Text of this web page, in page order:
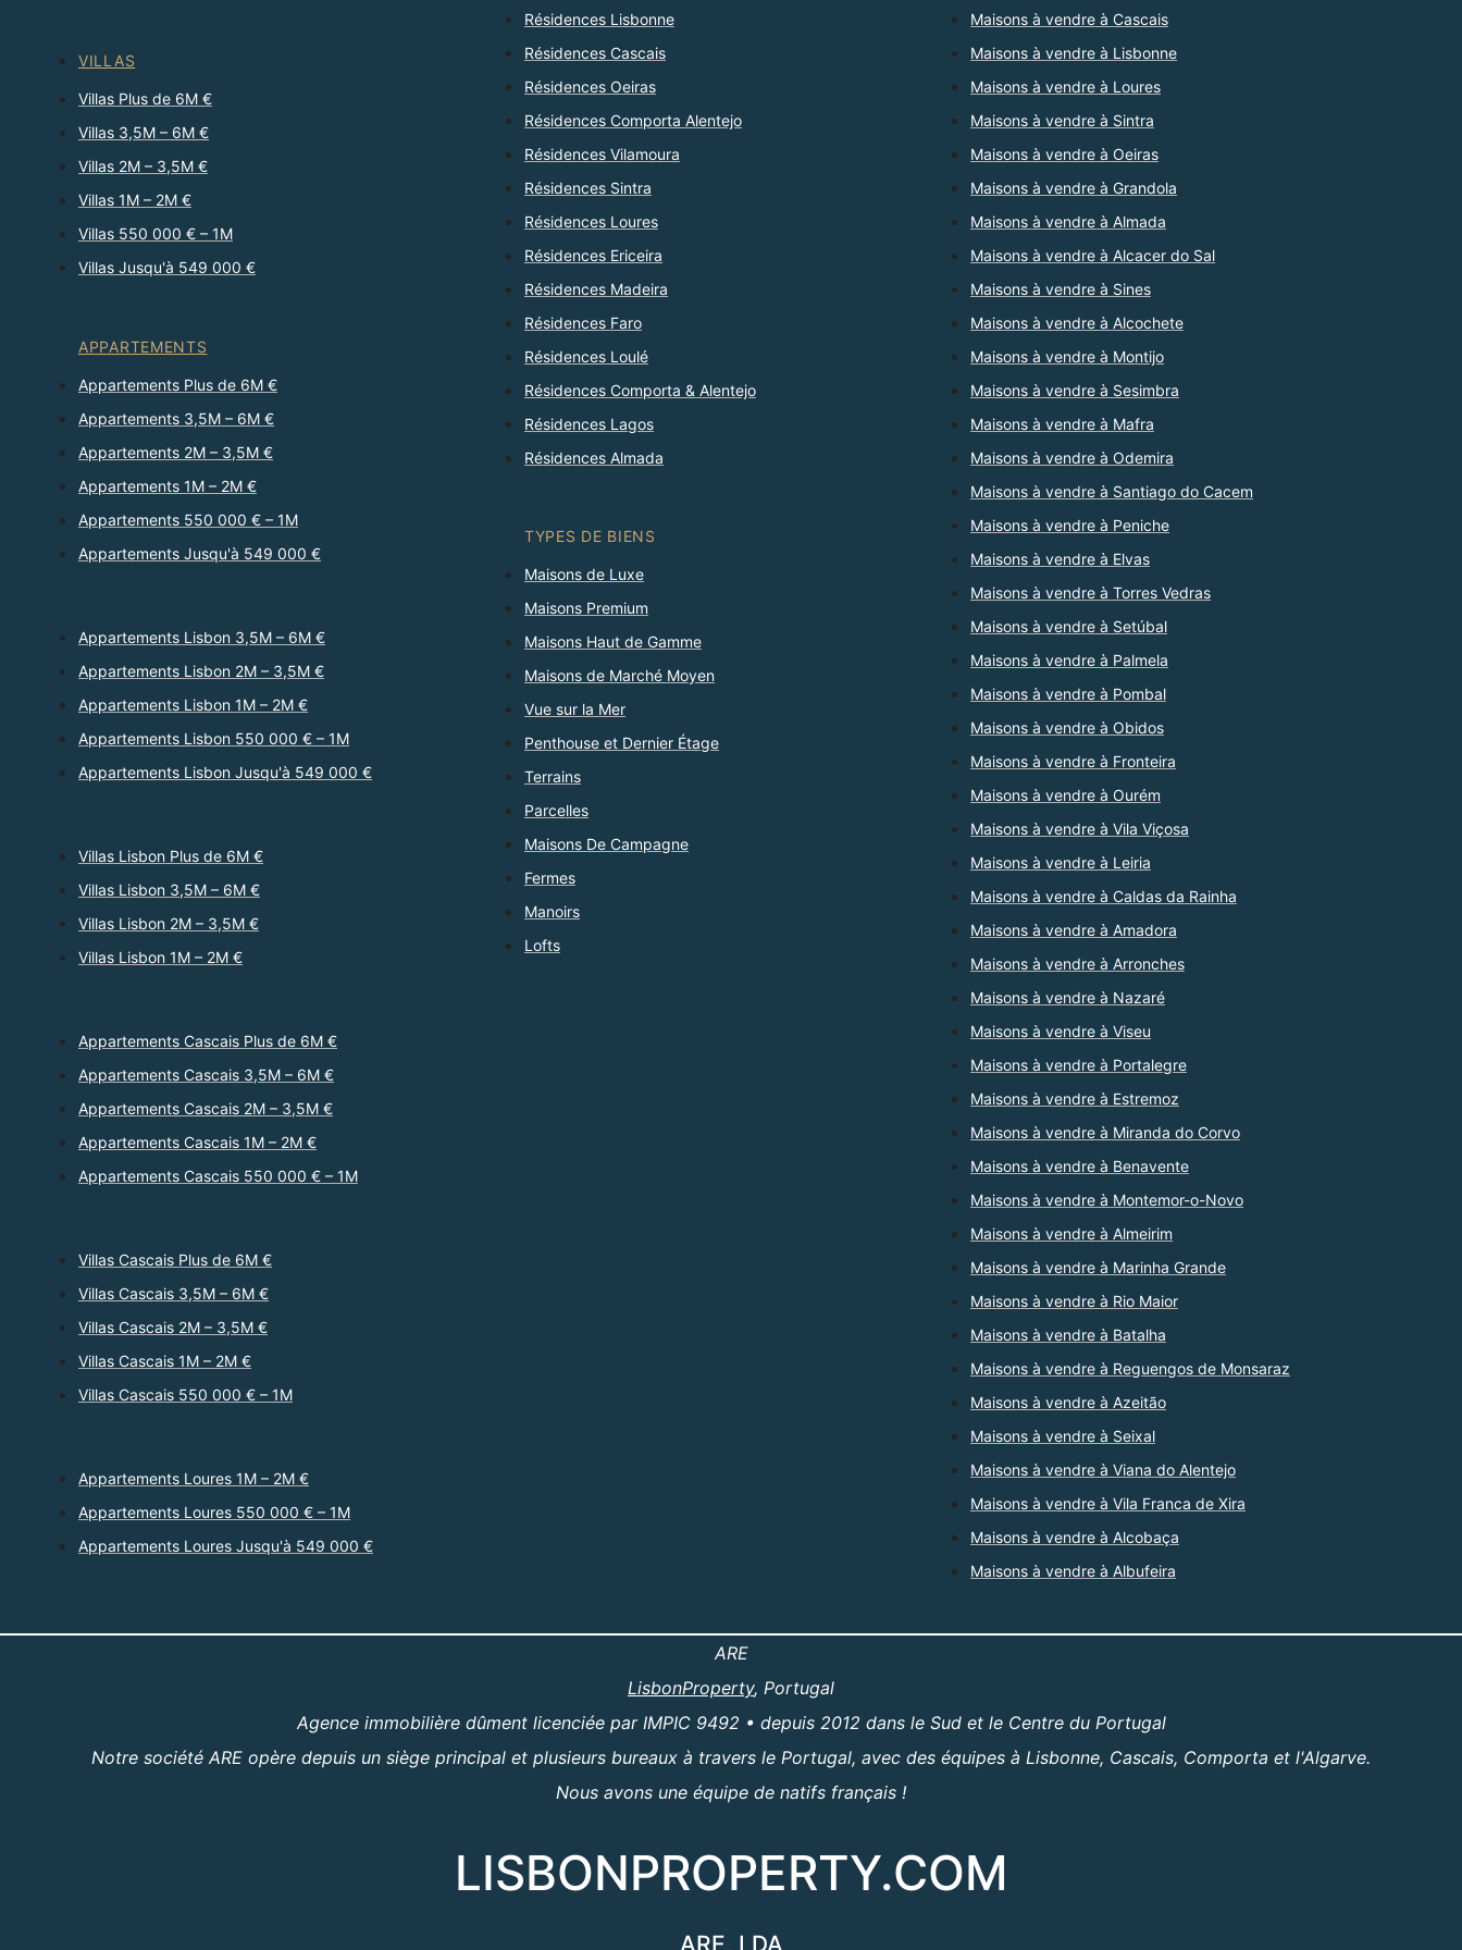
VILLAS
Villas Plus de 6M €
Villas 3,5M – 6M €
Villas 2M – 3,5M €
Villas 1M – 2M €
Villas 550 000 € – 1M
Villas Jusqu'à 549 000 €
APPARTEMENTS
Appartements Plus de 6M €
Appartements 3,5M – 6M €
Appartements 2M – 3,5M €
Appartements 1M – 2M €
Appartements 550 000 € – 1M
Appartements Jusqu'à 549 000 €
Appartements Lisbon 3,5M – 6M €
Appartements Lisbon 2M – 3,5M €
Appartements Lisbon 1M – 2M €
Appartements Lisbon 550 000 € – 1M
Appartements Lisbon Jusqu'à 549 000 €
Villas Lisbon Plus de 6M €
Villas Lisbon 3,5M – 6M €
Villas Lisbon 2M – 3,5M €
Villas Lisbon 1M – 2M €
Appartements Cascais Plus de 6M €
Appartements Cascais 3,5M – 6M €
Appartements Cascais 2M – 3,5M €
Appartements Cascais 1M – 2M €
Appartements Cascais 550 000 € – 1M
Villas Cascais Plus de 6M €
Villas Cascais 3,5M – 6M €
Villas Cascais 2M – 3,5M €
Villas Cascais 1M – 2M €
Villas Cascais 550 000 € – 1M
Appartements Loures 1M – 2M €
Appartements Loures 550 000 € – 1M
Appartements Loures Jusqu'à 549 000 €
Résidences Lisbonne
Résidences Cascais
Résidences Oeiras
Résidences Comporta Alentejo
Résidences Vilamoura
Résidences Sintra
Résidences Loures
Résidences Ericeira
Résidences Madeira
Résidences Faro
Résidences Loulé
Résidences Comporta & Alentejo
Résidences Lagos
Résidences Almada
TYPES DE BIENS
Maisons de Luxe
Maisons Premium
Maisons Haut de Gamme
Maisons de Marché Moyen
Vue sur la Mer
Penthouse et Dernier Étage
Terrains
Parcelles
Maisons De Campagne
Fermes
Manoirs
Lofts
Maisons à vendre à Cascais
Maisons à vendre à Lisbonne
Maisons à vendre à Loures
Maisons à vendre à Sintra
Maisons à vendre à Oeiras
Maisons à vendre à Grandola
Maisons à vendre à Almada
Maisons à vendre à Alcacer do Sal
Maisons à vendre à Sines
Maisons à vendre à Alcochete
Maisons à vendre à Montijo
Maisons à vendre à Sesimbra
Maisons à vendre à Mafra
Maisons à vendre à Odemira
Maisons à vendre à Santiago do Cacem
Maisons à vendre à Peniche
Maisons à vendre à Elvas
Maisons à vendre à Torres Vedras
Maisons à vendre à Setúbal
Maisons à vendre à Palmela
Maisons à vendre à Pombal
Maisons à vendre à Obidos
Maisons à vendre à Fronteira
Maisons à vendre à Ourém
Maisons à vendre à Vila Viçosa
Maisons à vendre à Leiria
Maisons à vendre à Caldas da Rainha
Maisons à vendre à Amadora
Maisons à vendre à Arronches
Maisons à vendre à Nazaré
Maisons à vendre à Viseu
Maisons à vendre à Portalegre
Maisons à vendre à Estremoz
Maisons à vendre à Miranda do Corvo
Maisons à vendre à Benavente
Maisons à vendre à Montemor-o-Novo
Maisons à vendre à Almeirim
Maisons à vendre à Marinha Grande
Maisons à vendre à Rio Maior
Maisons à vendre à Batalha
Maisons à vendre à Reguengos de Monsaraz
Maisons à vendre à Azeitão
Maisons à vendre à Seixal
Maisons à vendre à Viana do Alentejo
Maisons à vendre à Vila Franca de Xira
Maisons à vendre à Alcobaça
Maisons à vendre à Albufeira
ARE
LisbonProperty, Portugal
Agence immobilière dûment licenciée par IMPIC 9492 • depuis 2012 dans le Sud et le Centre du Portugal
Notre société ARE opère depuis un siège principal et plusieurs bureaux à travers le Portugal, avec des équipes à Lisbonne, Cascais, Comporta et l'Algarve.
Nous avons une équipe de natifs français !
LISBONPROPERTY.COM
ARE, LDA